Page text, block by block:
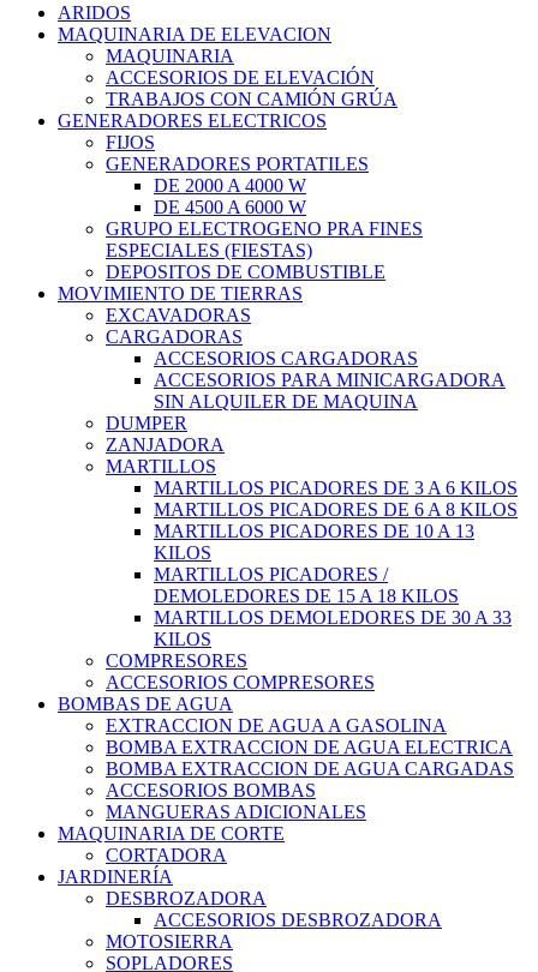
ARIDOS
MAQUINARIA DE ELEVACION
MAQUINARIA
ACCESORIOS DE ELEVACIÓN
TRABAJOS CON CAMIÓN GRÚA
GENERADORES ELECTRICOS
FIJOS
GENERADORES PORTATILES
DE 2000 A 4000 W
DE 4500 A 6000 W
GRUPO ELECTROGENO PRA FINES
ESPECIALES (FIESTAS)
DEPOSITOS DE COMBUSTIBLE
MOVIMIENTO DE TIERRAS
EXCAVADORAS
CARGADORAS
ACCESORIOS CARGADORAS
ACCESORIOS PARA MINICARGADORA
SIN ALQUILER DE MAQUINA
DUMPER
ZANJADORA
MARTILLOS
MARTILLOS PICADORES DE 3 A 6 KILOS
MARTILLOS PICADORES DE 6 A 8 KILOS
MARTILLOS PICADORES DE 10 A 13
KILOS
MARTILLOS PICADORES /
DEMOLEDORES DE 15 A 18 KILOS
MARTILLOS DEMOLEDORES DE 30 A 33
KILOS
COMPRESORES
ACCESORIOS COMPRESORES
BOMBAS DE AGUA
EXTRACCION DE AGUA A GASOLINA
BOMBA EXTRACCION DE AGUA ELECTRICA
BOMBA EXTRACCION DE AGUA CARGADAS
ACCESORIOS BOMBAS
MANGUERAS ADICIONALES
MAQUINARIA DE CORTE
CORTADORA
JARDINERÍA
DESBROZADORA
ACCESORIOS DESBROZADORA
MOTOSIERRA
SOPLADORES